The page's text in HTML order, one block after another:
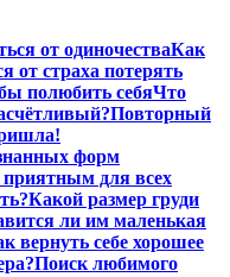
от одиночестваКак
от страха потерять
полюбить себяЧто
Повторный
форм
приятным для всех
Какой размер груди
ли им маленькая
вернуть себе хорошее
Поиск любимого